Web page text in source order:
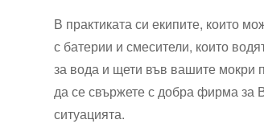
В практиката си екипите, които
с батерии и смесители, които
за вода и щети във вашите мокри
да се свържете с добра фирма за
ситуацията.